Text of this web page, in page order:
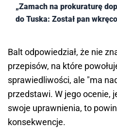
„Zamach na prokuraturę
do Tuska: Został pan
Balt odpowiedział, że nie
przepisów, na które
sprawiedliwości, ale "ma
przedstawi. W jego ocenie,
swoje uprawnienia, to
konsekwencje.